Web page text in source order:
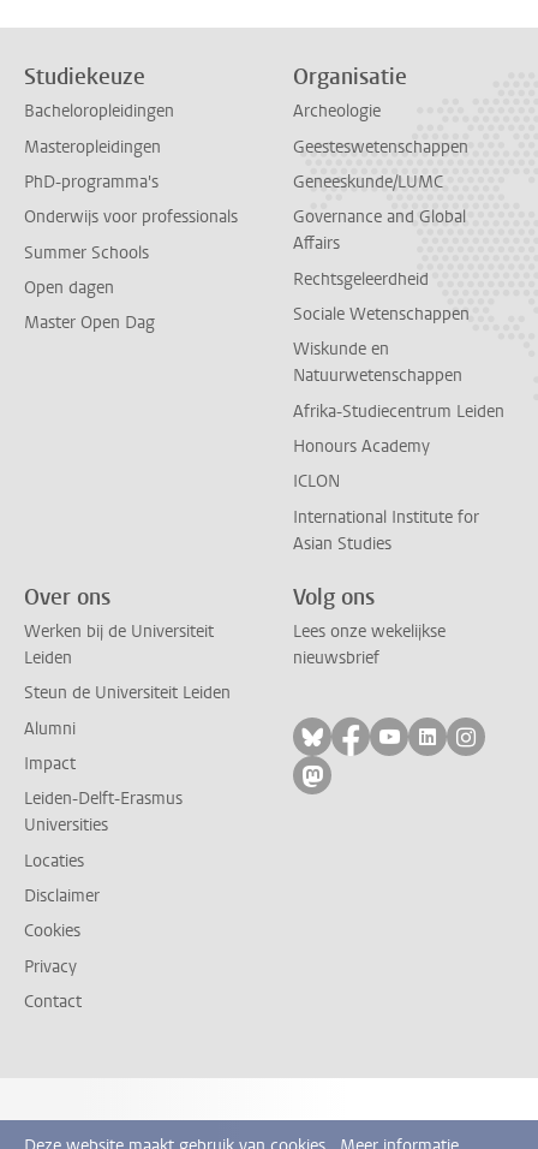
Studiekeuze
Bacheloropleidingen
Masteropleidingen
PhD-programma's
Onderwijs voor professionals
Summer Schools
Open dagen
Master Open Dag
Organisatie
Archeologie
Geesteswetenschappen
Geneeskunde/LUMC
Governance and Global
Affairs
Rechtsgeleerdheid
Sociale Wetenschappen
Wiskunde en
Natuurwetenschappen
Afrika-Studiecentrum Leiden
Honours Academy
ICLON
International Institute for
Asian Studies
Over ons
Werken bij de Universiteit
Leiden
Steun de Universiteit Leiden
Alumni
Impact
Leiden-Delft-Erasmus
Universities
Locaties
Disclaimer
Cookies
Privacy
Contact
Volg ons
Lees onze wekelijkse
nieuwsbrief
Volg ons op bluesky
Volg ons op
Volg ons op
Volg ons
Volg
Volg ons op mastodon